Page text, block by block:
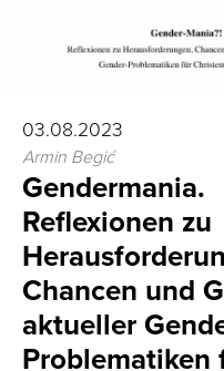
03.08.2023
Armin Begić
Gendermania.
Reflexionen zu
Chancen und
aktueller
Problematiken